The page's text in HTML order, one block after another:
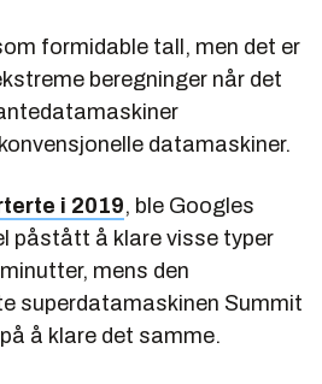
formidable tall, men det er
beregninger når det
datamaskiner.
i 2019, ble Googles
påstått å klare visse typer
mens den
superdatamaskinen Summit
å klare det samme.